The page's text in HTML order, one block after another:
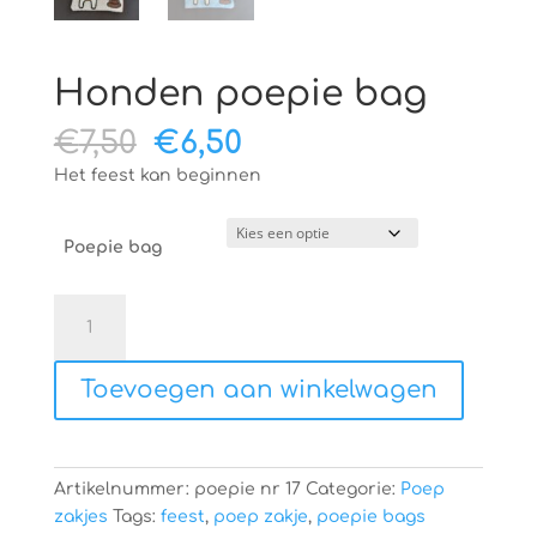
Honden poepie bag
€7,50 Oorspronkelijke
prijs
was:
€7,50.
€6,50Huidige
prijs
€6,50.
Het feest kan beginnen
Poepie bag
poepie
bag
aantal
Toevoegen aan winkelwagen
Artikelnummer: poepie nr 17 Categorie: Poep
zakjes Tags: feest, poep zakje, poepie bags